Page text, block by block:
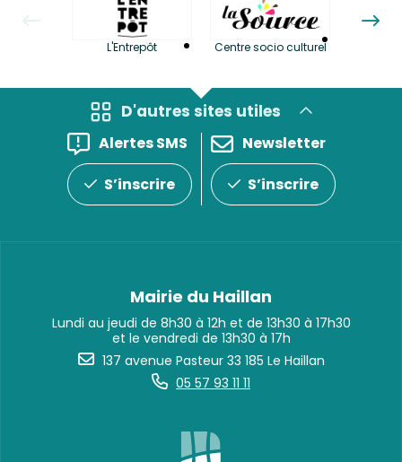
L'Entrepôt Centre socio culturel
D'autres sites utiles
Alertes SMS
S’inscrire
Newsletter
S’inscrire
Mairie du Haillan
Lundi au jeudi de 8h30 à 12h et de 13h30 à 17h30
et le vendredi de 13h30 à 17h
137 avenue Pasteur 33 185 Le Haillan
05 57 93 11 11